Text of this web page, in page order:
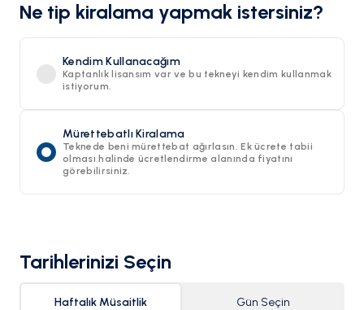
Ne tip kiralama yapmak istersiniz?
Kendim Kullanacağım
Kaptanlık lisansım var ve bu tekneyi kendim kullanmak
istiyorum.
Mürettebatlı Kiralama
Teknede beni mürettebat ağırlasın. Ek ücrete tabii
olması halinde ücretlendirme alanında fiyatını
görebilirsiniz.
Tarihlerinizi Seçin
Haftalık Müsaitlik Gün Seçin